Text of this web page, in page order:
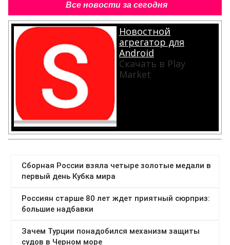
Все новости за сегодня
Новостной
агрегатор для
Android
Скачать в Play
Market